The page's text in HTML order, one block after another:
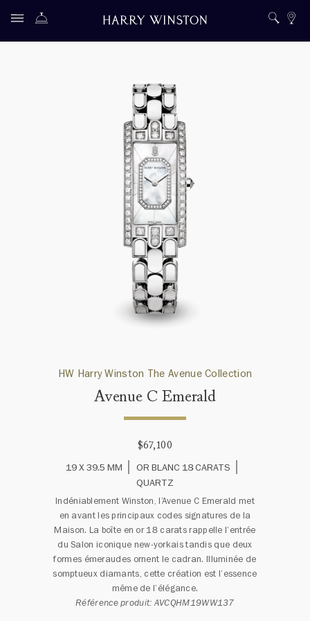
HW Harry Winston The Avenue Collection
Avenue C Emerald
$67,100
19 X 39.5 MM
OR BLANC 18 CARATS
QUARTZ
Indéniablement Winston, l’Avenue C Emerald met
en avant les principaux codes signatures de la
Maison. La boîte en or 18 carats rappelle l’entrée
du Salon iconique new-yorkais tandis que deux
formes émeraudes ornent le cadran. Illuminée de
somptueux diamants, cette création est l’essence
même de l’élégance.
Référence produit: AVCQHM19WW137